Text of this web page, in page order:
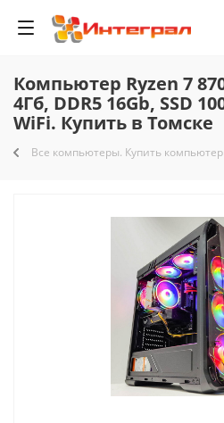
Компьютер Ryzen 7
4Гб, DDR5 16Gb, SSD
WiFi. Купить в Томске
Все компьютеры. Купить компьютер